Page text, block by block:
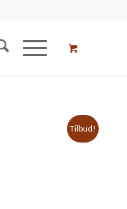
Tilbud!